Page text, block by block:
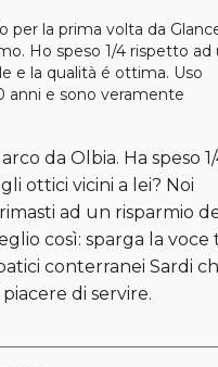
per la prima volta da
Ho speso 1/4 rispetto ad
e la qualità é ottima. Uso
anni e sono veramente
da Olbia. Ha speso
ottici vicini a lei? Noi
ad un risparmio
così: sparga la voce
conterranei Sardi
di servire.